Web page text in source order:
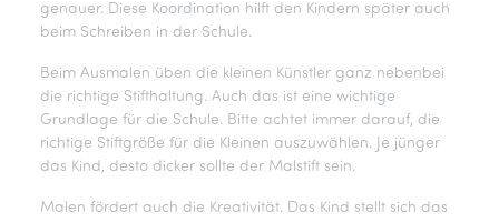
genauer. Diese Koordination hilft den Kindern später auch
beim Schreiben in der Schule.
Beim Ausmalen üben die kleinen Künstler ganz nebenbei
die richtige Stifthaltung. Auch das ist eine wichtige
Grundlage für die Schule. Bitte achtet immer darauf, die
richtige Stiftgröße für die Kleinen auszuwählen. Je jünger
das Kind, desto dicker sollte der Malstift sein.
Malen fördert auch die Kreativität. Das Kind stellt sich das